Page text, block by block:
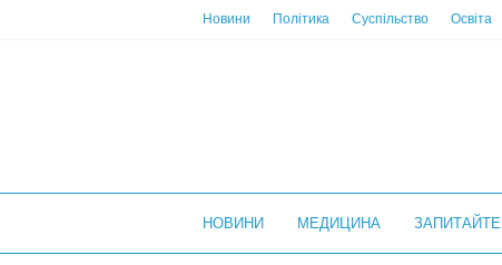
Новини Політика Суспільство Освіта
НОВИНИ МЕДИЦИНА